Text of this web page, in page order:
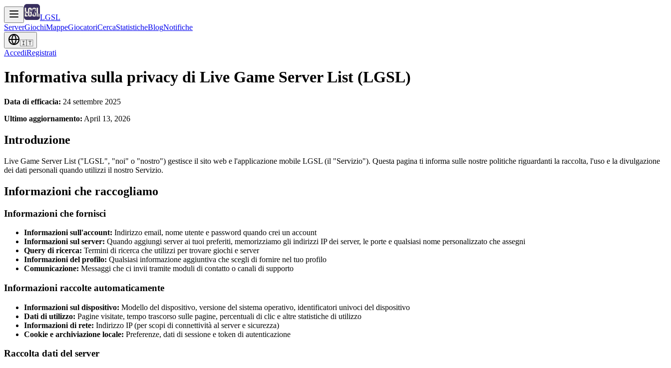
LGSL
ServerGiochiMappeGiocatoriCercaStatisticheBlogNotifiche
🇮🇹
AccediRegistrati
Informativa sulla privacy di Live Game Server List (LGSL)
Data di efficacia: 24 settembre 2025
Ultimo aggiornamento: April 13, 2026
Introduzione
Live Game Server List ("LGSL", "noi" o "nostro") gestisce il sito web e l'applicazione mobile LGSL (il "Servizio"). Questa pagina ti informa sulle nostre politiche riguardanti la raccolta, l'uso e la divulgazione
dei dati personali quando utilizzi il nostro Servizio.
Informazioni che raccogliamo
Informazioni che fornisci
Informazioni sull'account: Indirizzo email, nome utente e password quando crei un account
Informazioni sul server: Quando aggiungi server ai tuoi preferiti, memorizziamo gli indirizzi IP dei server, le porte e qualsiasi nome personalizzato che assegni
Query di ricerca: Termini di ricerca che utilizzi per trovare giochi e server
Informazioni del profilo: Qualsiasi informazione aggiuntiva che scegli di fornire nel tuo profilo
Comunicazione: Messaggi che ci invii tramite moduli di contatto o canali di supporto
Informazioni raccolte automaticamente
Informazioni sul dispositivo: Modello del dispositivo, versione del sistema operativo, identificatori univoci del dispositivo
Dati di utilizzo: Pagine visitate, tempo trascorso sulle pagine, percentuali di clic e altre statistiche di utilizzo
Informazioni di rete: Indirizzo IP (per scopi di connettività al server e sicurezza)
Cookie e archiviazione locale: Preferenze, dati di sessione e token di autenticazione
Raccolta dati del server